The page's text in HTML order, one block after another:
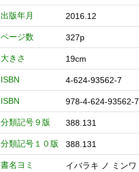
出版年月 2016.12
ページ数 327p
大きさ 19cm
ISBN 4-624-93562-7
ISBN 978-4-624-93562-7
分類記号９版 388.131
分類記号１０版 388.131
書名ヨミ イバラキ ノ ミンワ